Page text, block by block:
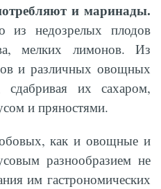
и маринады.
из недозрелых плодов
мелких лимонов. Из
и различных овощных
сдабривая их сахаром,
и пряностями.
как и овощные и
разнообразием не
им гастрономических